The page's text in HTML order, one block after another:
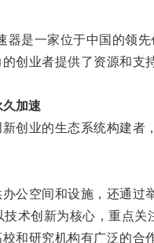
是一家位于中国的领先
业者提供了资源和支持
加速
业的生态系统构建者，
空间和设施，还通过举
创新为核心，重点关
研究机构有广泛的合作